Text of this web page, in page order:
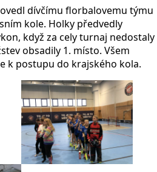
dívčímu florbalovemu týmu
kole. Holky předvedly
když za cely turnaj nedostaly
obsadily 1. místo. Všem
k postupu do krajského kola.